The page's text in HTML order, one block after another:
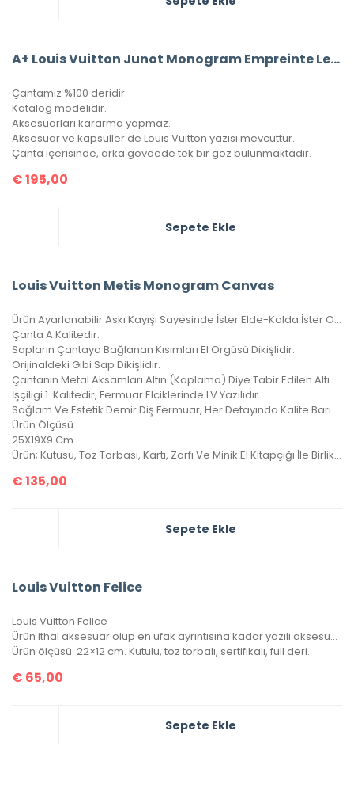
A+ Louis Vuitton Junot Monogram Empreinte Leather
Çantamız %100 deridir.
Katalog modelidir.
Aksesuarları kararma yapmaz.
Aksesuar ve kapsüller de Louis Vuitton yazısı mevcuttur.
Çanta içerisinde, arka gövdede tek bir göz bulunmaktadır.
€195,00
Sepete Ekle
Louis Vuitton Metis Monogram Canvas
Ürün Ayarlanabilir Askı Kayışı Sayesinde İster Elde-Kolda İster Omuzda Çarpraz Ve Düz Taşınabilir.
Çanta A Kalitedir.
Sapların Çantaya Bağlanan Kısımları El Örgüsü Dikişlidir.
Orijinaldeki Gibi Sap Dikişlidir.
Çantanın Metal Aksamları Altın (Kaplama) Diye Tabir Edilen Altın Banyodur, Yıllarca Kararma Yapmaz.
İşçiligi 1. Kalitedir, Fermuar Elciklerinde LV Yazılıdır.
Sağlam Ve Estetik Demir Diş Fermuar, Her Detayında Kalite Barındıran Harika Bir Çanta, 4 Mevsim Kullanılabilir.
Ürün Ölçüsü
25X19X9 Cm
Ürün; Kutusu, Toz Torbası, Kartı, Zarfı Ve Minik El Kitapçığı İle Birlikte Gönderilecektir.
€135,00
Sepete Ekle
Louis Vuitton Felice
Louis Vuitton Felice
Ürün ithal aksesuar olup en ufak ayrıntısına kadar yazılı aksesuar takımına sahip. 1 adet bozuk para/kağıt para cüzdanı, 1 adet kartlık portatif içinde mevcuttur.
Ürün ölçüsü: 22×12 cm. Kutulu, toz torbalı, sertifikalı, full deri.
€ 65,00
Sepete Ekle